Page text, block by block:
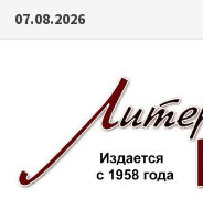
Перейти
07.08.2026